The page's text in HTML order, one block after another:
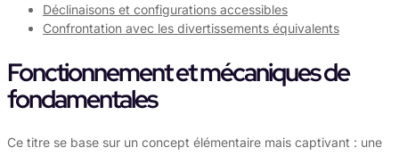
Déclinaisons et configurations accessibles
Confrontation avec les divertissements équivalents
Fonctionnement et mécaniques de
fondamentales
Ce titre se base sur un concept élémentaire mais captivant : une